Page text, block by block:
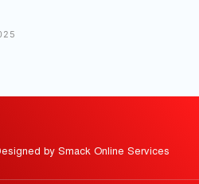
by Smack Online Services